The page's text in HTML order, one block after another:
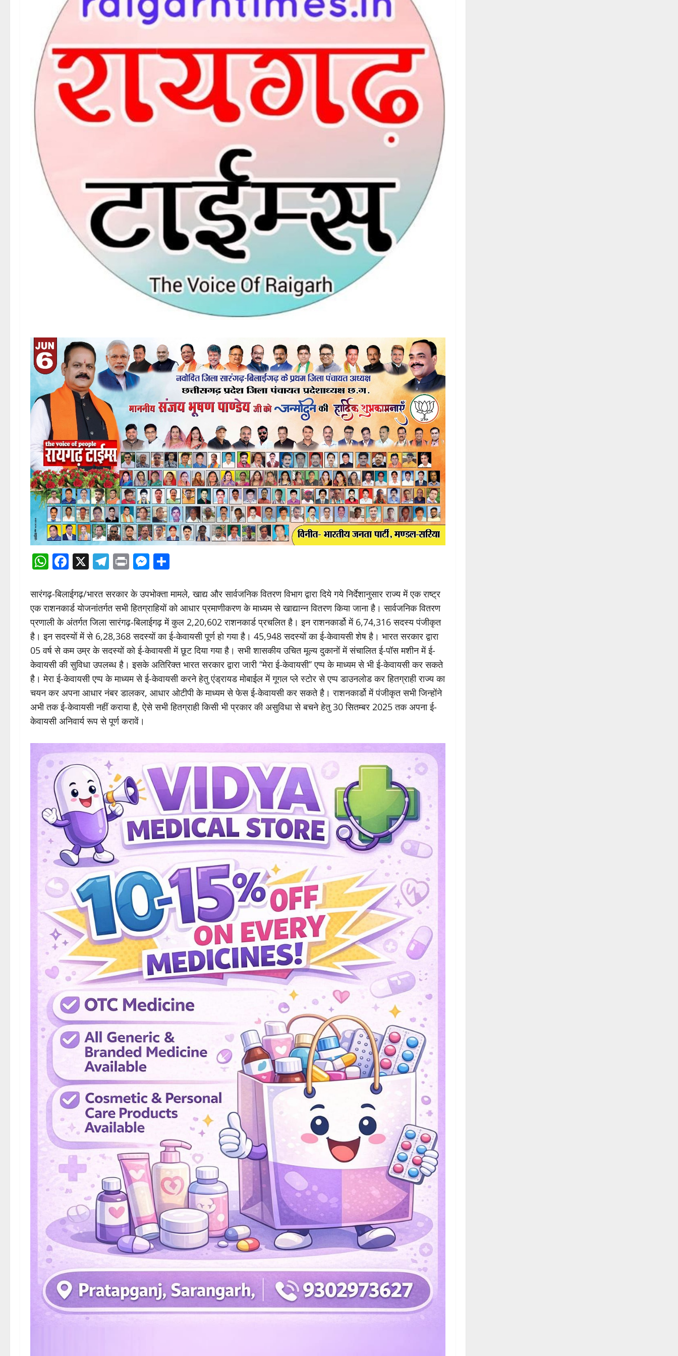
WhatsApp
Facebook
X Telegram
PrintMessenger
Share
सारंगढ़-बिलाईगढ़/भारत सरकार के उपभोक्ता मामले, खाद्य और सार्वजनिक वितरण विभाग द्वारा दिये गये निर्देशानुसार राज्य में एक राष्ट्र
एक राशनकार्ड योजनांतर्गत सभी हितग्राहियों को आधार प्रमाणीकरण के माध्यम से खाद्यान्न वितरण किया जाना है। सार्वजनिक वितरण
प्रणाली के अंतर्गत जिला सारंगढ़-बिलाईगढ़ में कुल 2,20,602 राशनकार्ड प्रचलित है। इन राशनकार्डो में 6,74,316 सदस्य पंजीकृत
है। इन सदस्यों में से 6,28,368 सदस्यों का ई-केवायसी पूर्ण हो गया है। 45,948 सदस्यों का ई-केवायसी शेष है। भारत सरकार द्वारा
05 वर्ष से कम उम्र के सदस्यों को ई-केवायसी में छूट दिया गया है। सभी शासकीय उचित मूल्य दुकानों में संचालित ई-पॉस मशीन में ई-
केवायसी की सुविधा उपलब्ध है। इसके अतिरिक्त भारत सरकार द्वारा जारी ‘‘मेरा ई-केवायसी’’ एप्प के माध्यम से भी ई-केवायसी कर सकते
है। मेरा ई-केवायसी एप्प के माध्यम से ई-केवायसी करने हेतु एंड्रायड मोबाईल में गूगल प्ले स्टोर से एप्प डाउनलोड कर हितग्राही राज्य का
चयन कर अपना आधार नंबर डालकर, आधार ओटीपी के माध्यम से फेस ई-केवायसी कर सकते है। राशनकार्डो में पंजीकृत सभी जिन्होंने